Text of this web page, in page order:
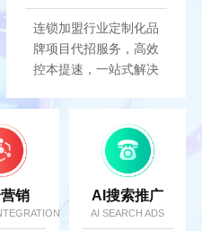
连锁加盟行业定制化品
牌项目代招服务，高效
控本提速，一站式解决
销 AI搜索推广
AI SEARCH ADS